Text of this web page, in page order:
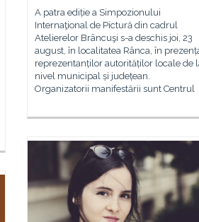
A patra ediție a Simpozionului
Internaţional de Pictură din cadrul
Atelierelor Brâncuşi s-a deschis joi, 23
august, în localitatea Rânca, în
reprezentanților autorităților locale de
nivel municipal și județean.
Organizatorii manifestării sunt Centrul